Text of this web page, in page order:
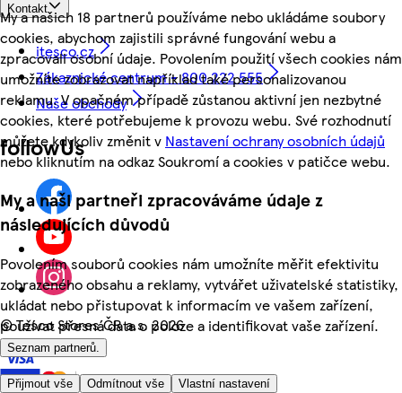
My a našich 18 partnerů používáme nebo ukládáme soubory
cookies, abychom zajistili správné fungování webu a
zpracovali osobní údaje. Povolením použití všech cookies nám
umožníte zobrazovat například také personalizovanou
reklamu. V opačném případě zůstanou aktivní jen nezbytné
cookies, které potřebujeme k provozu webu. Své rozhodnutí
můžete kdykoliv změnit v Nastavení ochrany osobních údajů
nebo kliknutím na odkaz Soukromí a cookies v patičce webu.
My a naši partneři zpracováváme údaje z
následujících důvodů
Povolením souborů cookies nám umožníte měřit efektivitu
zobrazeného obsahu a reklamy, vytvářet uživatelské statistiky,
ukládat nebo přistupovat k informacím ve vašem zařízení,
používat přesná data o poloze a identifikovat vaše zařízení.
Seznam partnerů.
Přijmout vše Odmítnout vše Vlastní nastavení
Kontakt
itesco.cz
Zákaznické centrum - 800 222 555
Naše obchody
followUs
©Tesco Stores ČR a.s. 2026